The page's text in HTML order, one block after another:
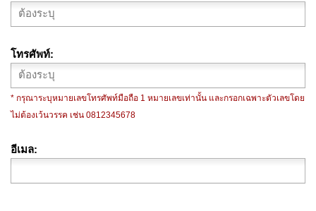
โทรศัพท์
* กรุณาระบุหมายเลขโทรศัพท์มือถือ 1 หมายเลขเท่านั้น และกรอกเฉพาะตัวเลขโดย
ไม่ต้องเว้นวรรค เช่น 0812345678
อีเมล